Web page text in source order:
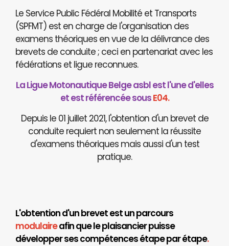
Le Service Public Fédéral Mobilité et Transports
(SPFMT) est en charge de l'organisation des
examens théoriques en vue de la délivrance des
brevets de conduite ; ceci en partenariat avec les
fédérations et ligue reconnues.
La Ligue Motonautique Belge asbl est l'une d'elles
et est référencée sousE04.
Depuis le 01 juillet 2021, l'obtention d'un brevet de
conduite requiert non seulement la réussite
d'examens théoriques mais aussi d'un test
pratique.
L'obtention d'un brevet est un parcours
modulaireafin que le plaisancier puisse
développer ses compétences étape par étape.